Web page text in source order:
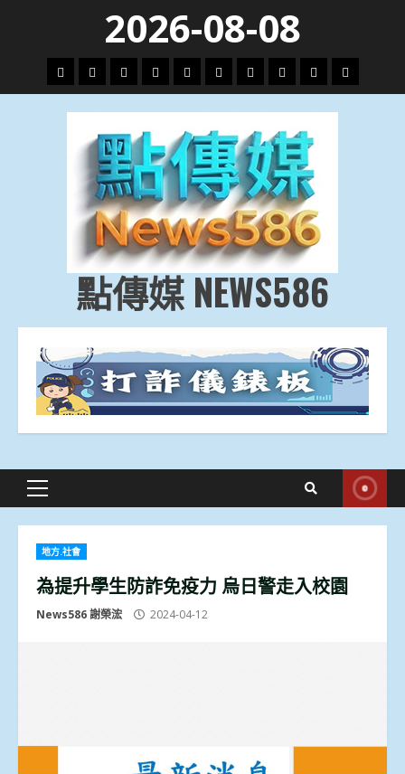
content
2026-08-08
頭
條
財
經
地
方.
會
文
教.
技
專
題
娛
樂
劇
政
治
國
際
運
動
生
活
點傳媒 NEWS586
Primary
地方.社會
為提升學生防詐免疫力 烏日警走入校園
News586 謝榮浤 2024-04-12